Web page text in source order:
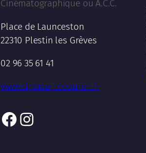
Cinématographique ou A.C.C.
Place de Launceston
22310 Plestin les Grèves
02 96 35 61 41
www.cinema-ledouron.fr
Facebook
Instagram